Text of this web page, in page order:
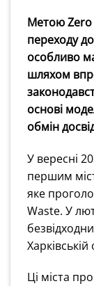
Метою Zero
переходу
особливо
шляхом
основі
обмін
У вересні
першим
яке
Waste. У
Харківській
Ці міста